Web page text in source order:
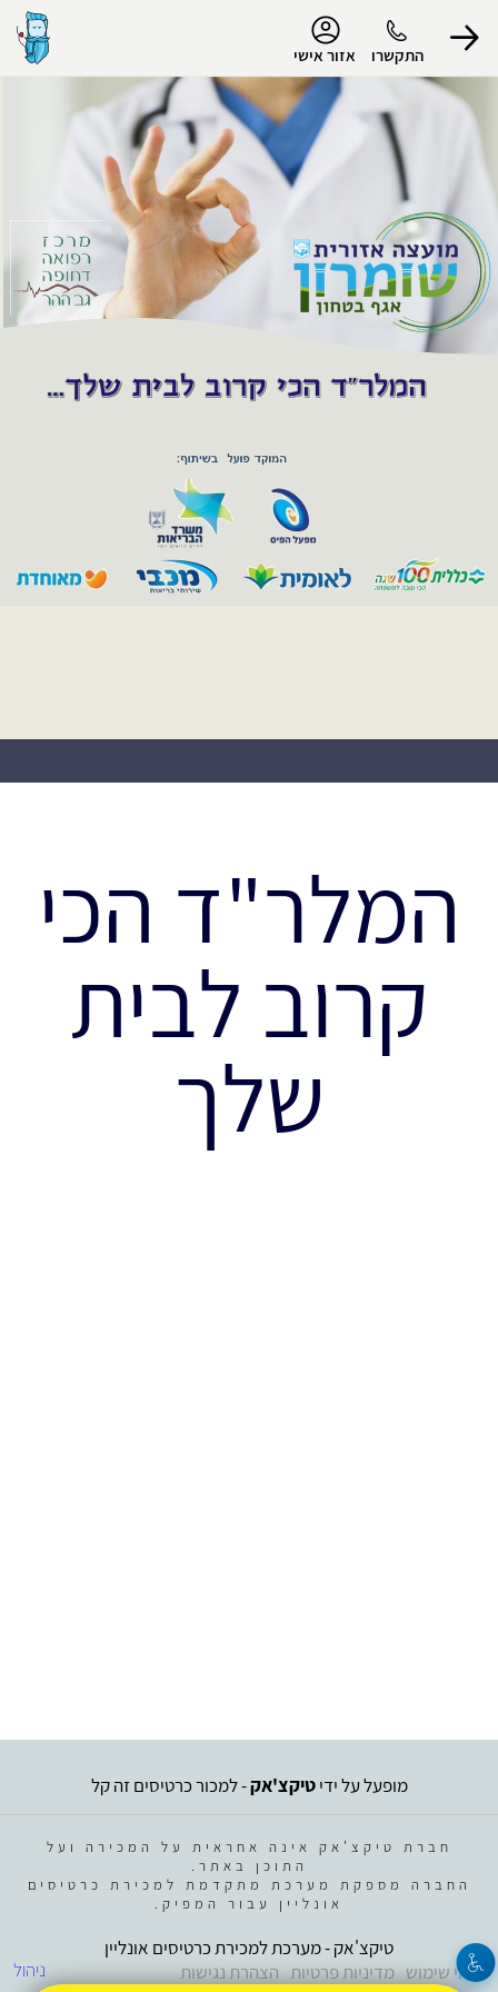
התקשרו אזור אישי
הפרופיל שלי
התנתק
המלר"ד הכי
קרוב לבית
שלך
מופעל על ידיטיקצ'אק- למכור כרטיסים זה קל
חברת טיקצ'אק אינה אחראית על המכירה ועל
התוכן באתר.
החברה מספקת מערכת מתקדמת למכירת כרטיסים
אונליין עבור המפיק.
ניהול
טיקצ'אק - מערכת למכירת כרטיסים אונליין
תנאי שימוש מדיניות פרטיות הצהרת נגישות